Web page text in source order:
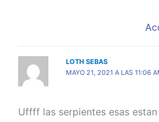
LOTH SEBAS
MAYO 21, 2021 A LAS 11:06
Uffff las serpientes esas